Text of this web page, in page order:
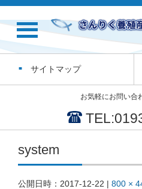
サイトマップ
お気軽にお問い合
system
公開日時： 2017-12-22 | 800 ×